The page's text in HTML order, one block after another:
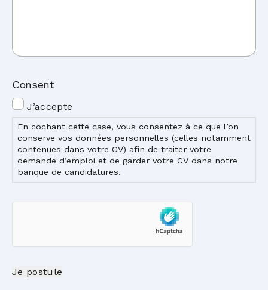
Consent
J’accepte
En cochant cette case, vous consentez à ce que l’on
conserve vos données personnelles (celles notamment
contenues dans votre CV) afin de traiter votre
demande d’emploi et de garder votre CV dans notre
banque de candidatures.
Je postule